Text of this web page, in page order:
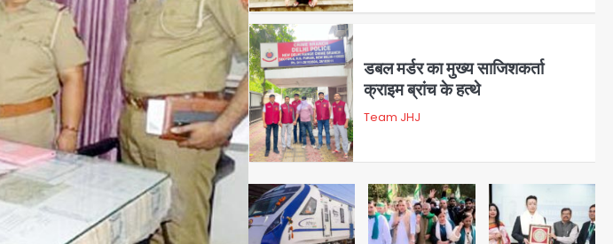
4
क्राइम ब्रांच के हत्थे
रोहित चौधरी गैंग का कुख्यात बदमाश
राजस्थान से गिरफ्तार
Team JHJ